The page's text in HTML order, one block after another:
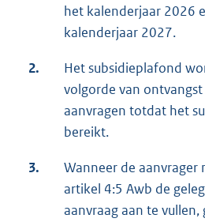
het kalenderjaar 2026
kalenderjaar 2027.
2.
Het subsidieplafond
volgorde van
aanvragen totdat het
bereikt.
3.
Wanneer de aanvrager
artikel 4:5 Awb de
aanvraag aan te